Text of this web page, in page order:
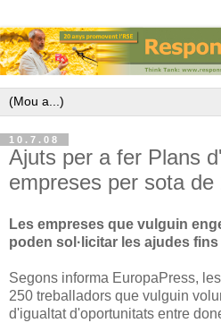
10.7.08
Ajuts per a fer Plans
empreses per sota
Les empreses que vulguin
poden sol·licitar les ajudes
Segons informa EuropaPress,
250 treballadors que vulguin
d'igualtat d'oportunitats entre